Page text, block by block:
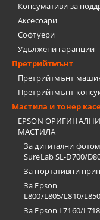
Консумативи за
Аксесоари
Софтуери
Удължени гаранции
Претрийтмънт
Претрийтмънт
Претрийтмънт
Мастила и тонер
EPSON ОРИГИНАЛНИ
МАСТИЛА
За дигитални
SureLab SL-D700/
За портативни
За Epson
L800/L805/L810/
За Epson L7160/